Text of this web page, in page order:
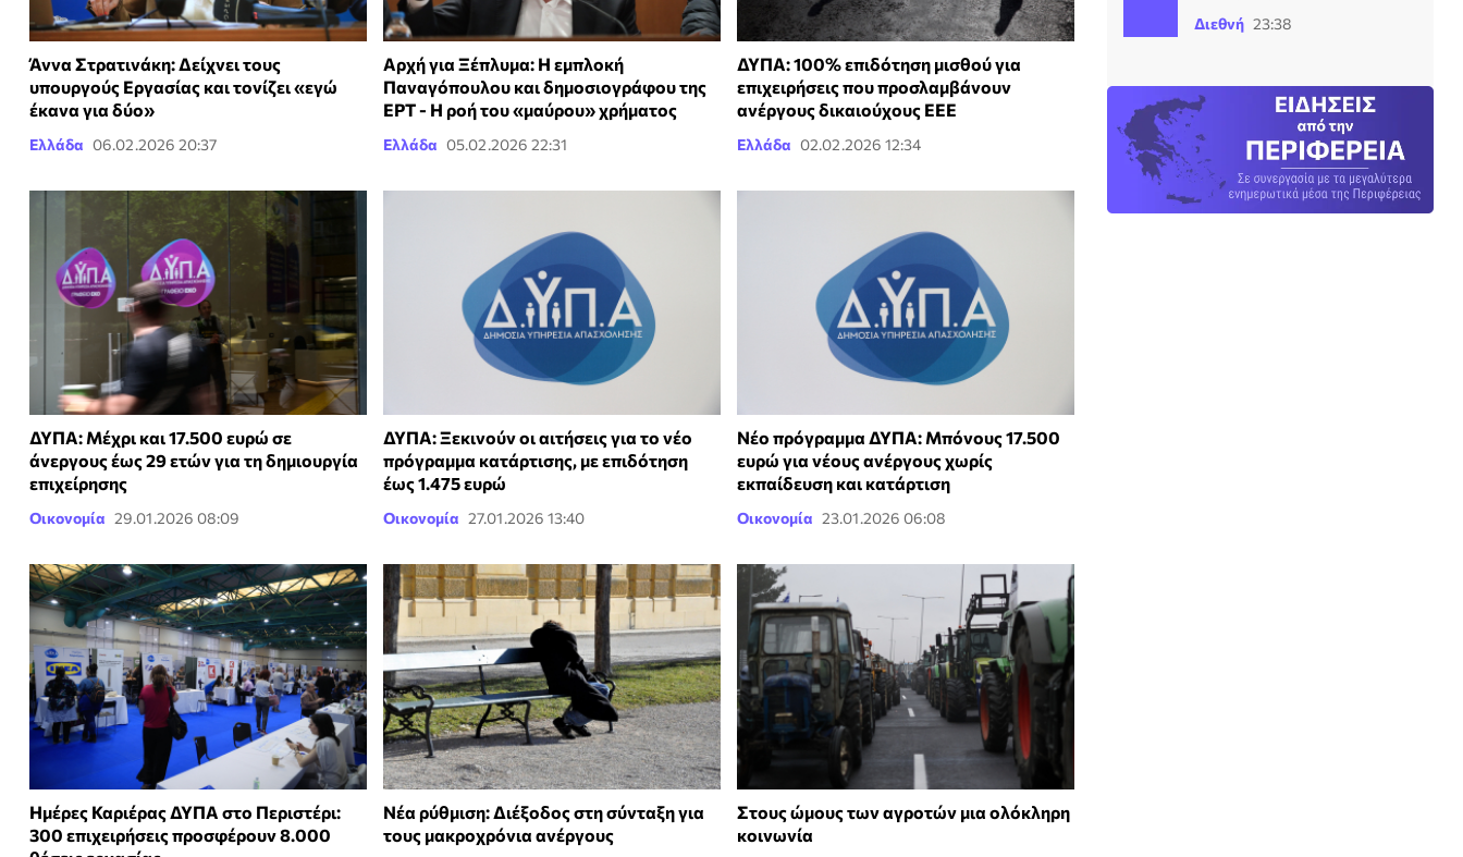
Άννα Στρατινάκη: Δείχνει τους
υπουργούς Εργασίας και τονίζει «εγώ
έκανα για δύο»
Ελλάδα 06.02.2026 20:37
Αρχή για Ξέπλυμα: Η εμπλοκή
Παναγόπουλου και δημοσιογράφου της
ΕΡΤ - Η ροή του «μαύρου» χρήματος
Ελλάδα 05.02.2026 22:31
ΔΥΠΑ: 100% επιδότηση μισθού για
επιχειρήσεις που προσλαμβάνουν
ανέργους δικαιούχους ΕΕΕ
Ελλάδα 02.02.2026 12:34
ΔΥΠΑ: Μέχρι και 17.500 ευρώ σε
άνεργους έως 29 ετών για τη δημιουργία
επιχείρησης
Οικονομία 29.01.2026 08:09
ΔΥΠΑ: Ξεκινούν οι αιτήσεις για το νέο
πρόγραμμα κατάρτισης, με επιδότηση
έως 1.475 ευρώ
Οικονομία 27.01.2026 13:40
Νέο πρόγραμμα ΔΥΠΑ: Μπόνους 17.500
ευρώ για νέους ανέργους χωρίς
εκπαίδευση και κατάρτιση
Οικονομία 23.01.2026 06:08
Ημέρες Καριέρας ΔΥΠΑ στο Περιστέρι:
300 επιχειρήσεις προσφέρουν 8.000
Νέα ρύθμιση: Διέξοδος στη σύνταξη για
τους μακροχρόνια ανέργους
Στους ώμους των αγροτών μια ολόκληρη
κοινωνία
Διεθνή 23:38